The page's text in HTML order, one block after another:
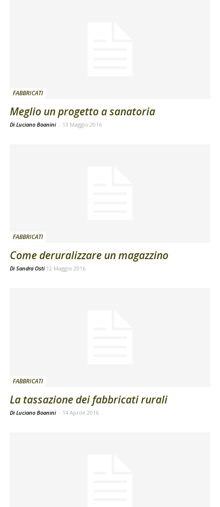
FABBRICATI
Meglio un progetto a sanatoria
Di Luciano Boanini - 13 Maggio 2016
FABBRICATI
Come deruralizzare un magazzino
Di Sandra Osti 12 Maggio 2016
FABBRICATI
La tassazione dei fabbricati rurali
Di Luciano Boanini - 14 Aprile 2016